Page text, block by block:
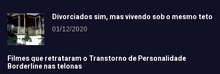
Divorciados sim, mas vivendo sob o mesmo teto
01/12/2020
Filmes que retrataram o Transtorno de Personalidade
Borderline nas telonas